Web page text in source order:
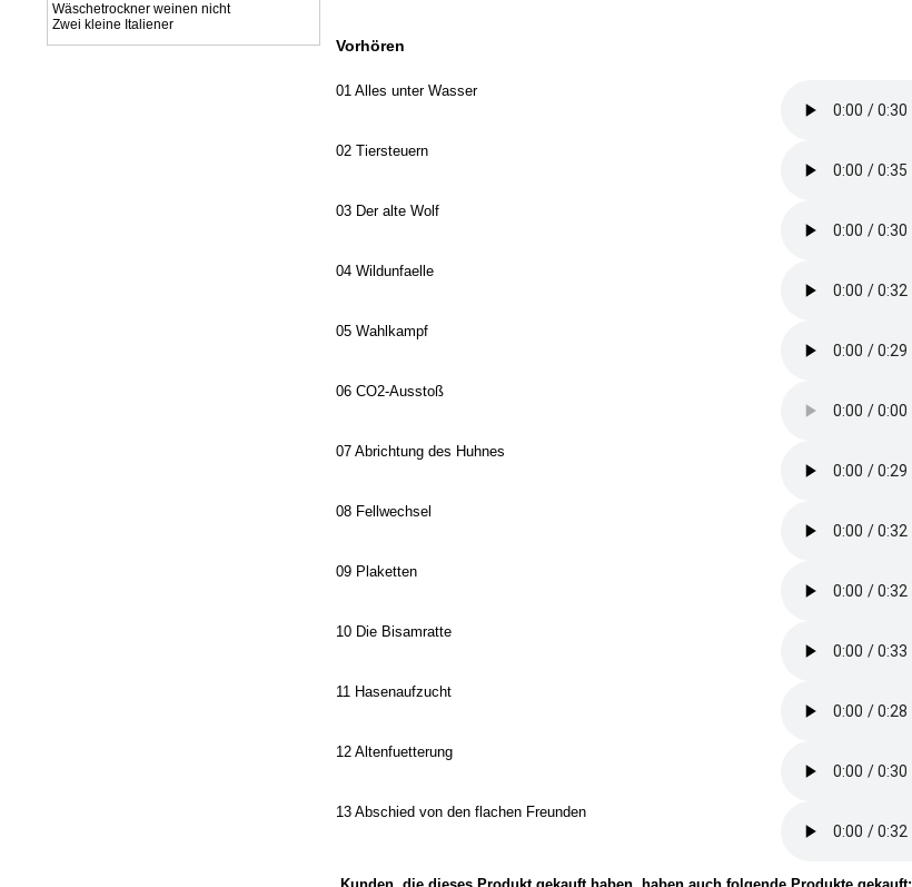
Wäschetrockner weinen nicht
Zwei kleine Italiener
Vorhören
01 Alles unter Wasser
02 Tiersteuern
03 Der alte Wolf
04 Wildunfaelle
05 Wahlkampf
06 CO2-Ausstoß
07 Abrichtung des Huhnes
08 Fellwechsel
09 Plaketten
10 Die Bisamratte
11 Hasenaufzucht
12 Altenfuetterung
13 Abschied von den flachen Freunden